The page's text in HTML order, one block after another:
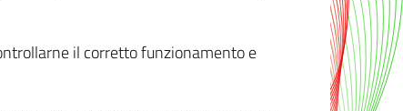
il corretto funzionamento e